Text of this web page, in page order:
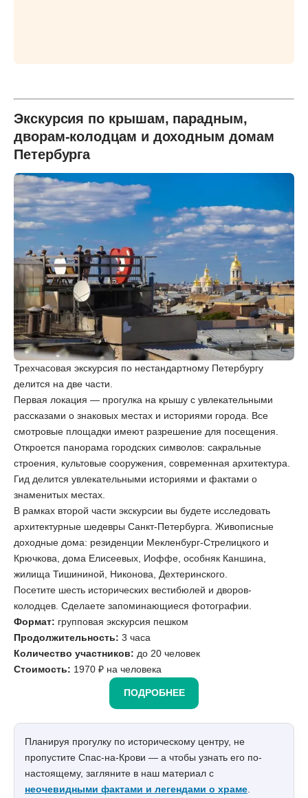
Экскурсия по крышам, парадным,
дворам-колодцам и доходным домам
Петербурга
Трехчасовая экскурсия по нестандартному Петербургу
делится на две части.
Первая локация — прогулка на крышу с увлекательными
рассказами о знаковых местах и историями города. Все
смотровые площадки имеют разрешение для посещения.
Откроется панорама городских символов: сакральные
строения, культовые сооружения, современная архитектура.
Гид делится увлекательными историями и фактами о
знаменитых местах.
В рамках второй части экскурсии вы будете исследовать
архитектурные шедевры Санкт-Петербурга. Живописные
доходные дома: резиденции Мекленбург-Стрелицкого и
Крючкова, дома Елисеевых, Иоффе, особняк Каншина,
жилища Тишининой, Никонова, Дехтеринского.
Посетите шесть исторических вестибюлей и дворов-
колодцев. Сделаете запоминающиеся фотографии.
Формат: групповая экскурсия пешком
Продолжительность: 3 часа
Количество участников: до 20 человек
Стоимость: 1970 ₽ на человека
ПОДРОБНЕЕ
Планируя прогулку по историческому центру, не
пропустите Спас-на-Крови — а чтобы узнать его по-
настоящему, загляните в наш материал с
неочевидными фактами и легендами о храме